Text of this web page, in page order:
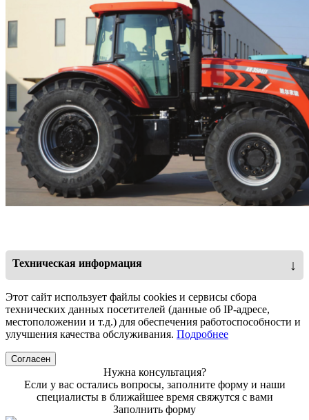
Техническая информация ↓
Характеристика Значение
Двигатель Shangchai
SC9DF350G3
8,9л/258кВт/350 л.с.
Номинальная мощность
Максимальная мощность
Macca
12,2 т
Этот сайт использует файлы cookies и сервисы сбора
технических данных посетителей (данные об IP-адресе,
местоположении и т.д.) для обеспечения работоспособности и
улучшения качества обслуживания. Подробнее
Согласен
Нужна консультация?
Если у вас остались вопросы, заполните форму и наши
специалисты в ближайшее время свяжутся с вами
Заполнить форму